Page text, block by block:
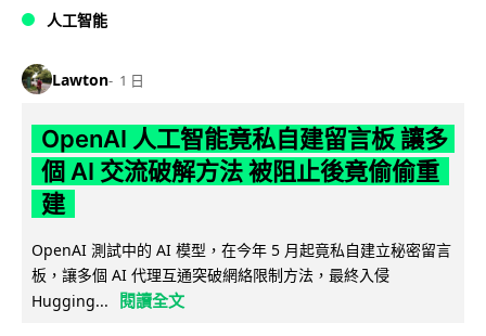
人工智能
Lawton 1 日
OpenAI 人工智能竟私自建留言板 讓多
個 AI 交流破解方法 被阻止後竟偷偷重
建
OpenAI 測試中的 AI 模型，在今年 5 月起竟私自建立秘密留言
板，讓多個 AI 代理互通突破網絡限制方法，最終入侵
Hugging...
閱讀全文